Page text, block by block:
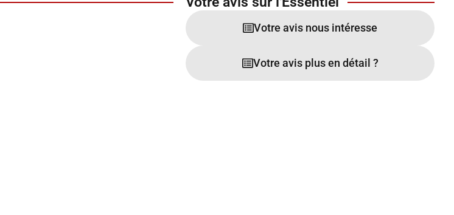
Votre avis nous intéresse
Votre avis plus en détail ?